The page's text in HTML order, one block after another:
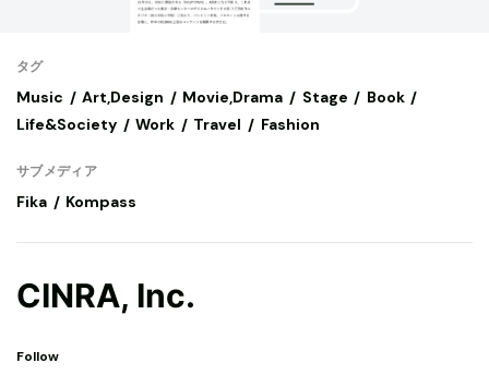
タグ
Music Art,Design Movie,Drama Stage
Book
Life&Society
Work Travel Fashion
サブメディア
Fika Kompass
CINRA, Inc.
Follow